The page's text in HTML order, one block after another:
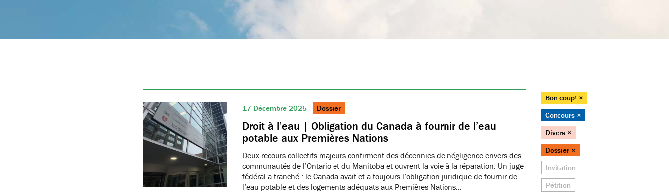
17 Décembre 2025 Dossier
Droit à l’eau | Obligation du Canada à fournir de l’eau
potable aux Premières Nations
Deux recours collectifs majeurs confirment des décennies de négligence envers des
communautés de l’Ontario et du Manitoba et ouvrent la voie à la réparation. Un juge
fédéral a tranché : le Canada avait et a toujours l’obligation juridique de fournir de
l’eau potable et des logements adéquats aux Premières Nations…
Bon coup! ×
Concours ×
Divers ×
Dossier ×
Invitation
Pétition